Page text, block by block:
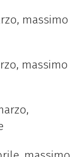
massimo
massimo